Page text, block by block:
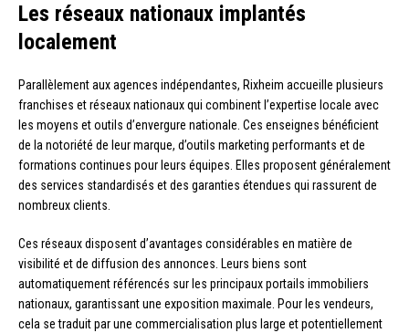
Les réseaux nationaux implantés
localement
Parallèlement aux agences indépendantes, Rixheim accueille plusieurs
franchises et réseaux nationaux qui combinent l’expertise locale avec
les moyens et outils d’envergure nationale. Ces enseignes bénéficient
de la notoriété de leur marque, d’outils marketing performants et de
formations continues pour leurs équipes. Elles proposent généralement
des services standardisés et des garanties étendues qui rassurent de
nombreux clients.
Ces réseaux disposent d’avantages considérables en matière de
visibilité et de diffusion des annonces. Leurs biens sont
automatiquement référencés sur les principaux portails immobiliers
nationaux, garantissant une exposition maximale. Pour les vendeurs,
cela se traduit par une commercialisation plus large et potentiellement